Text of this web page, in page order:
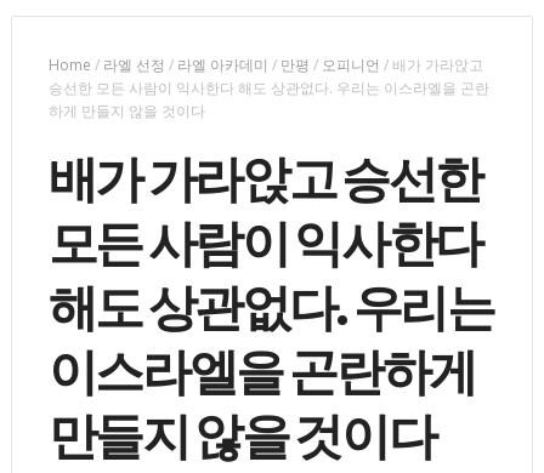
Home / 라엘 선정 / 라엘 아카데미 / 만평 / 오피니언 / 배가 가라앉고
승선한 모든 사람이 익사한다 해도 상관없다. 우리는 이스라엘을 곤란
하게 만들지 않을 것이다
배가 가라앉고 승선한
모든 사람이 익사한다
해도 상관없다. 우리는
이스라엘을 곤란하게
만들지 않을 것이다